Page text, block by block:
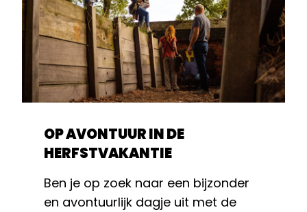
OP AVONTUUR IN DE
HERFSTVAKANTIE
Ben je op zoek naar een bijzonder
en avontuurlijk dagje uit met de